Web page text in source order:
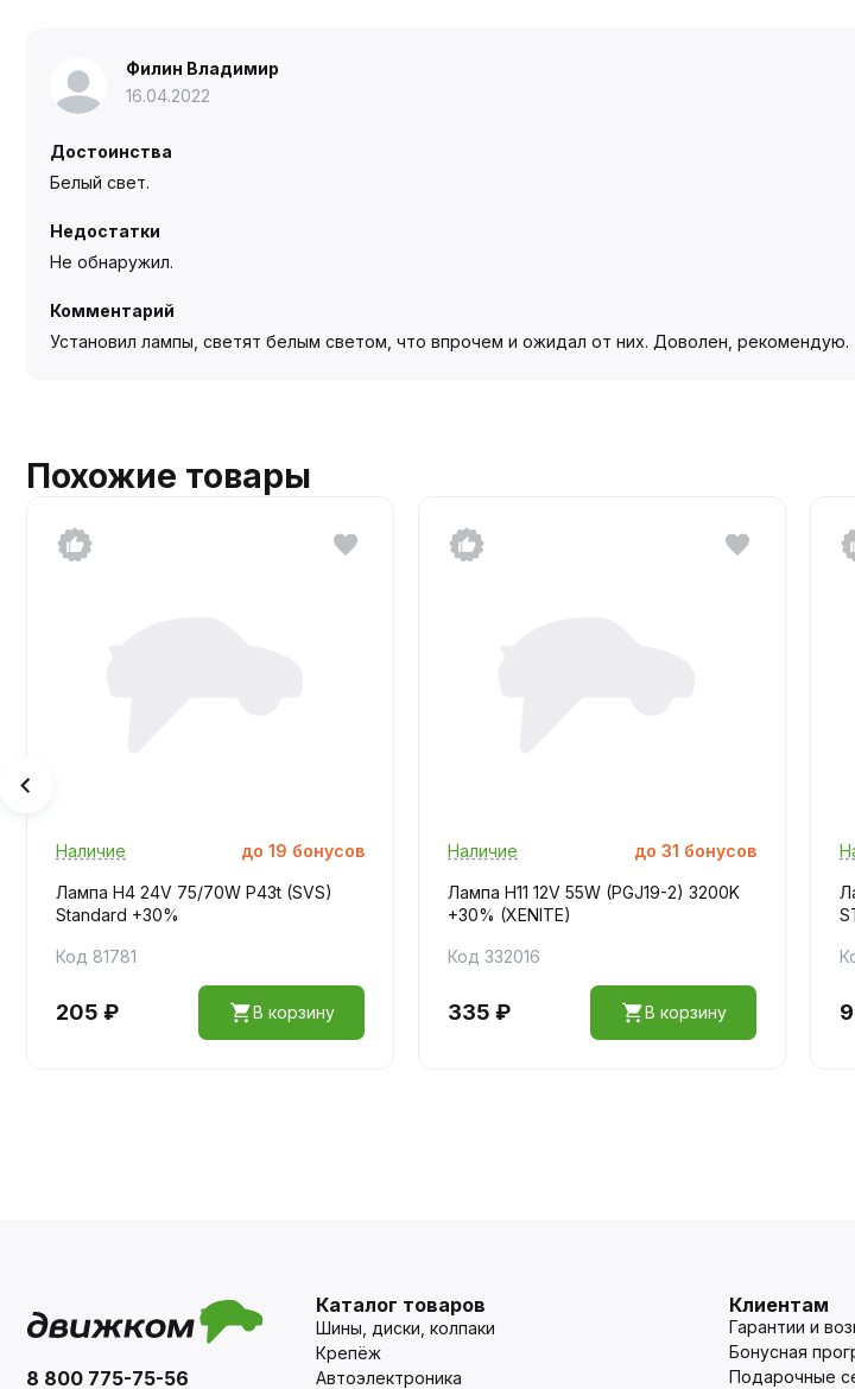
Филин Владимир
16.04.2022
Достоинства
Белый свет.
Недостатки
Не обнаружил.
Комментарий
Установил лампы, светят белым светом, что впрочем и ожидал от них. Доволен, рекомендую.
Похожие товары
Наличие до 19 бонусов
Лампа H4 24V 75/70W P43t (SVS)
Standard +30%
Код 81781
205 ₽ В корзину
Наличие до 31 бонусов
Лампа H11 12V 55W (PGJ19-2) 3200K
+30% (XENITE)
Код 332016
335 ₽ В корзину
8 800 775-75-56
Каталог товаров
Шины, диски, колпаки
Крепёж
Автоэлектроника
Клиентам
Гарантии и
Бонусная
Подарочные